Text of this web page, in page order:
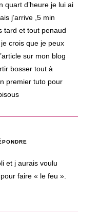
quart d’heure je lui ai
j’arrive ,5 min
tard et tout penaud
crois que je peux
sur mon blog
bosser tout à
premier tuto pour
et j aurais voulu
faire « le feu ».